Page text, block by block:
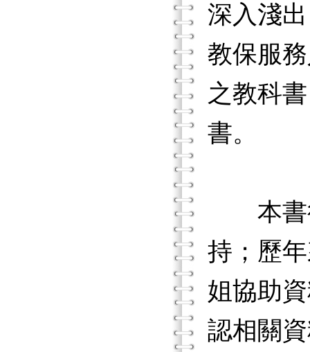
深入淺
教保服
之教科
書。
本書得
持；歷
姐協助
認相關